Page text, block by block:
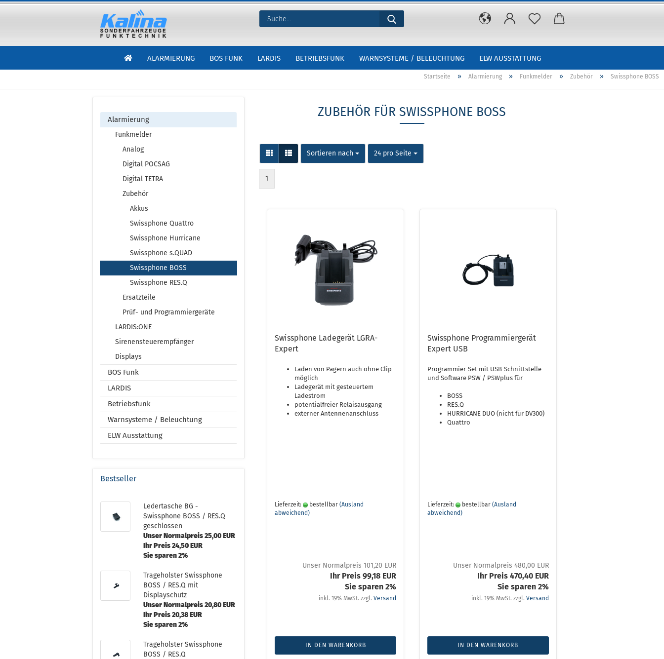
ALARMIERUNG BOS FUNK LARDIS BETRIEBSFUNK WARNSYSTEME / BELEUCHTUNG ELW AUSSTATTUNG
Startseite » Alarmierung » Funkmelder » Zubehör » Swissphone BOSS
ZUBEHÖR FÜR SWISSPHONE BOSS
Sortieren nach 24 pro Seite
1
Swissphone Ladegerät LGRA-
Expert
Laden von Pagern auch ohne Clip
möglich
Ladegerät mit gesteuertem
Ladestrom
potentialfreier Relaisausgang
externer Antennenanschluss
Lieferzeit: bestellbar (Ausland
abweichend)
Unser Normalpreis 101,20 EUR
Ihr Preis 99,18 EUR
Sie sparen 2%
inkl. 19% MwSt. zzgl.Versand
IN DEN WARENKORB
Swissphone Programmiergerät
Expert USB
Programmier-Set mit USB-Schnittstelle
und Software PSW / PSWplus für
BOSS
RES.Q
HURRICANE DUO (nicht für DV300)
Quattro
Lieferzeit: bestellbar (Ausland
abweichend)
Unser Normalpreis 480,00 EUR
Ihr Preis 470,40 EUR
Sie sparen 2%
inkl. 19% MwSt. zzgl. Versand
IN DEN WARENKORB
Alarmierung
Funkmelder
Analog
Digital POCSAG
Digital TETRA
Zubehör
Akkus
Swissphone Quattro
Swissphone Hurricane
Swissphone s.QUAD
Swissphone BOSS
Swissphone RES.Q
Ersatzteile
Prüf- und Programmiergeräte
LARDIS:ONE
Sirenensteuerempfänger
Displays
BOS Funk
LARDIS
Betriebsfunk
Warnsysteme / Beleuchtung
ELW Ausstattung
Bestseller
Ledertasche BG -
Swissphone BOSS / RES.Q
geschlossen
Unser Normalpreis 25,00 EUR
Ihr Preis 24,50 EUR
Sie sparen 2%
Trageholster Swissphone
BOSS / RES.Q mit
Displayschutz
Unser Normalpreis 20,80 EUR
Ihr Preis 20,38 EUR
Sie sparen 2%
Trageholster Swissphone
BOSS / RES.Q